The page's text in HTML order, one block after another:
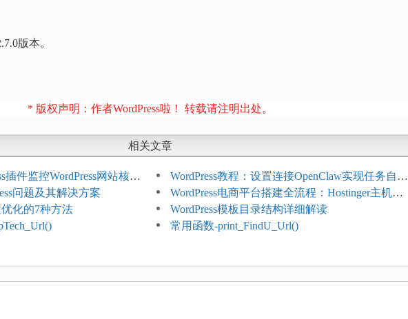
版本。
* 版权声明：作者WordPress啦！ 转载请注明出处。
相关文章
插件监控WordPress网站核心
WordPress教程：设置连接OpenClaw实现任务自动
化
问题及其解决方案
WordPress电商平台搭建全流程：Hostinger主机一
键部署
优化的7种方法
WordPress模板目录结构详细解读
常用函数-print_FindU_Url()